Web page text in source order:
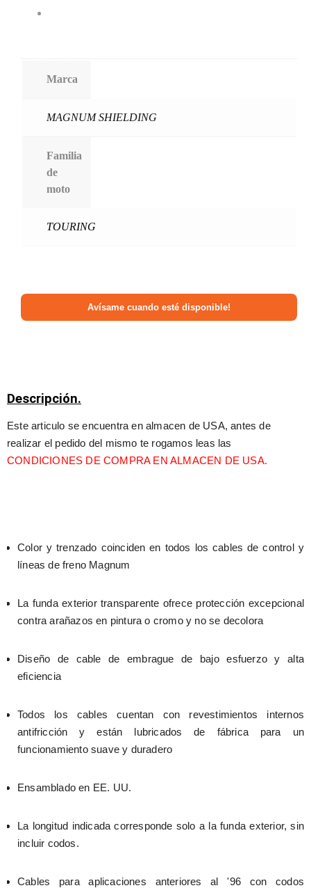
Marca
MAGNUM SHIELDING
Familia
de
moto
TOURING
Descripción.
Este articulo se encuentra en almacen de USA, antes de
CONDICIONES DE COMPRA EN ALMACEN DE USA.
Color y trenzado coinciden en todos los cables de control y
líneas de freno Magnum
La funda exterior transparente ofrece protección excepcional
contra arañazos en pintura o cromo y no se decolora
Diseño de cable de embrague de bajo esfuerzo y alta
eficiencia
Todos los cables cuentan con revestimientos internos
antifricción y están lubricados de fábrica para un
funcionamiento suave y duradero
Ensamblado en EE. UU.
La longitud indicada corresponde solo a la funda exterior, sin
incluir codos.
Cables para aplicaciones anteriores al '96 con codos